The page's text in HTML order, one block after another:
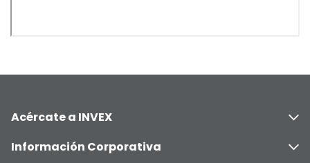
Acércate a INVEX
Información Corporativa